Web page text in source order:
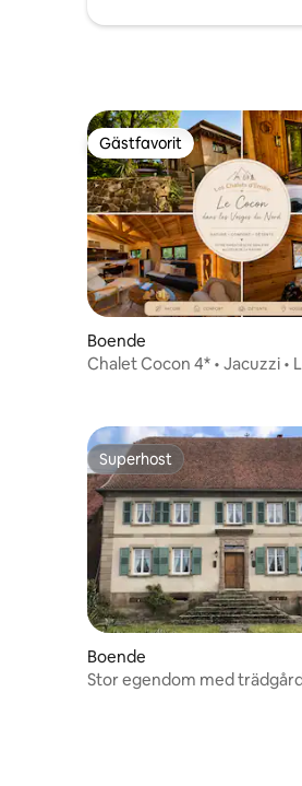
Gästfavorit
Gästfavorit
Boende
Chalet Cocon 4* • Jacuzzi •
Superhost
Superhost
Boende
Stor egendom med